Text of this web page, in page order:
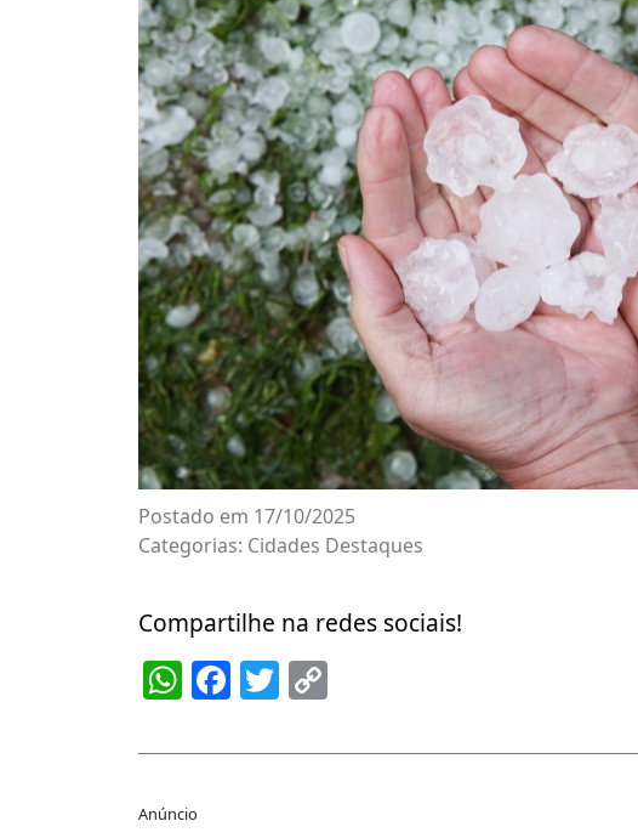
Postado em 17/10/2025
Categorias: Cidades Destaques
Compartilhe na redes sociais!
WhatsApp
Facebook
Twitter
Anúncio